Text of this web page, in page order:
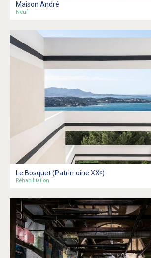
Maison André
Neuf
Le Bosquet (Patrimoine XXᵉ)
Réhabilitation